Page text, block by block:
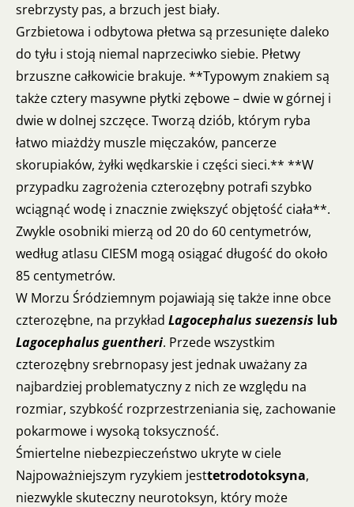
srebrzysty pas, a brzuch jest biały.
Grzbietowa i odbytowa płetwa są przesunięte daleko
do tyłu i stoją niemal naprzeciwko siebie. Płetwy
brzuszne całkowicie brakuje. **Typowym znakiem są
także cztery masywne płytki zębowe – dwie w górnej i
dwie w dolnej szczęce. Tworzą dziób, którym ryba
łatwo miażdży muszle mięczaków, pancerze
skorupiaków, żyłki wędkarskie i części sieci.** **W
przypadku zagrożenia czterozębny potrafi szybko
wciągnąć wodę i znacznie zwiększyć objętość ciała**.
Zwykle osobniki mierzą od 20 do 60 centymetrów,
według atlasu CIESM mogą osiągać długość do około
85 centymetrów.
W Morzu Śródziemnym pojawiają się także inne obce
czterozębne, na przykład Lagocephalus suezensis lub
Lagocephalus guentheri. Przede wszystkim
czterozębny srebrnopasy jest jednak uważany za
najbardziej problematyczny z nich ze względu na
rozmiar, szybkość rozprzestrzeniania się, zachowanie
pokarmowe i wysoką toksyczność.
Śmiertelne niebezpieczeństwo ukryte w ciele
Najpoważniejszym ryzykiem jesttetrodotoksyna,
niezwykle skuteczny neurotoksyn, który może